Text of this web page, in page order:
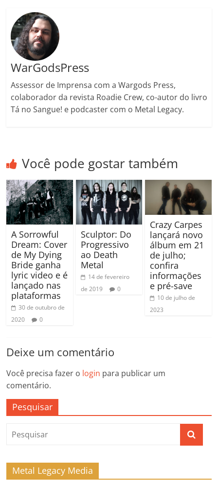
WarGodsPress
Assessor de Imprensa com a Wargods Press,
colaborador da revista Roadie Crew, co-autor do livro
Tá no Sangue! e podcaster com o Metal Legacy.
Você pode gostar também
A Sorrowful
Dream: Cover
de My Dying
Bride ganha
lyric video e é
lançado nas
plataformas
30 de outubro de
2020
0
Sculptor: Do
Progressivo
ao Death
Metal
14 de fevereiro
de 2019
0
Crazy Carpes
lançará novo
álbum em 21
de julho;
confira
informações
e pré-save
10 de julho de
2023
Deixe um comentário
Você precisa fazer o login para publicar um
comentário.
Pesquisar
Metal Legacy Media